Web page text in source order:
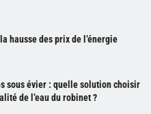
hausse des prix de l’énergie
sous évier : quelle solution choisir
de l’eau du robinet ?